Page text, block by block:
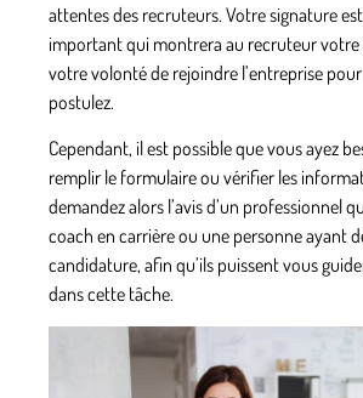
attentes des recruteurs. Votre signature
important qui montrera au recruteur votre
votre volonté de rejoindre l’entreprise
postulez.
Cependant, il est possible que vous ayez
remplir le formulaire ou vérifier les
demandez alors l’avis d’un professionnel
coach en carrière ou une personne ayant
candidature, afin qu’ils puissent vous
dans cette tâche.